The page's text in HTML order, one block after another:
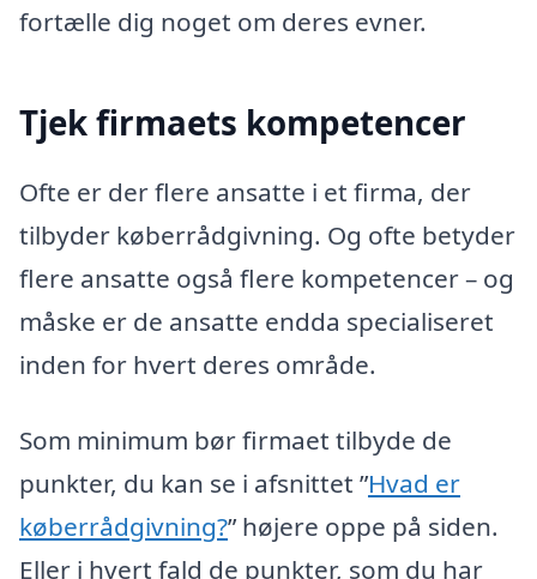
fortælle dig noget om deres evner.
Tjek firmaets kompetencer
Ofte er der flere ansatte i et firma, der
tilbyder køberrådgivning. Og ofte betyder
flere ansatte også flere kompetencer – og
måske er de ansatte endda specialiseret
inden for hvert deres område.
Som minimum bør firmaet tilbyde de
punkter, du kan se i afsnittet ”Hvad er
køberrådgivning?” højere oppe på siden.
Eller i hvert fald de punkter, som du har